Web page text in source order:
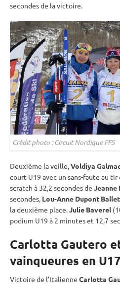
secondes de la victoire.
Crédit photo : Circuit Nordique FFS
Deuxième la veille,Voldiya
court U19 avec un sans-faute au
scratch à 32,2 secondes de Jeanne
secondes, Lou-Anne Dupont
la deuxième place.Julie Baverel
podium U19 à 2 minutes et 12,7
Carlotta Gautero
vainqueures en U17
Victoire de l’Italienne Carlotta